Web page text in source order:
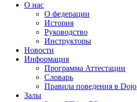
О нас
О федерации
История
Руководство
Инструкторы
Новости
Информация
Программа Аттестации
Словарь
Правила поведения в Dojo
Залы